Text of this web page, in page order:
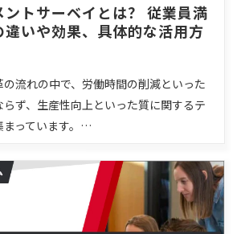
ントサーベイとは？ 従業員満
違いや効果、具体的な活用方
流れの中で、労働時間の削減といった
ず、生産性向上といった質に関するテ
まっています。…